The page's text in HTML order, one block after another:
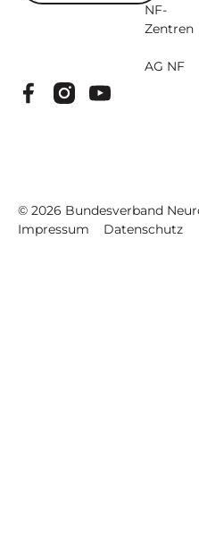
NF-
Zentren
AG NF
© 2026 Bundesverband
Impressum
Datenschutz